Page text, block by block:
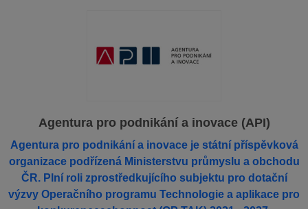
Agentura pro podnikání a inovace (API)
Agentura pro podnikání a inovace je státní příspěvková
organizace podřízená Ministerstvu průmyslu a obchodu
ČR. Plní roli zprostředkujícího subjektu pro dotační
výzvy Operačního programu Technologie a aplikace pro